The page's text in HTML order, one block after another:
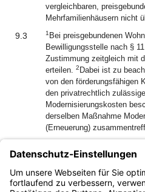
vergleichbaren,
Mehrfamilienhäusern nicht
9.3 1 Bei preisgebundenen
Bewilligungsstelle nach §
Zustimmung zeitgleich mit
erteilen. 2 Dabei ist zu
von den förderungsfähigen
den privatrechtlich
Modernisierungskosten
derselben Maßnahme
(Erneuerung)
der Belegungsbindung
kommen insbesondere
in Betracht.